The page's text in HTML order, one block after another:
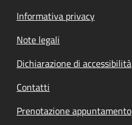
Informativa privacy
Note legali
Dichiarazione di accessibilità
Contatti
Prenotazione appuntamento